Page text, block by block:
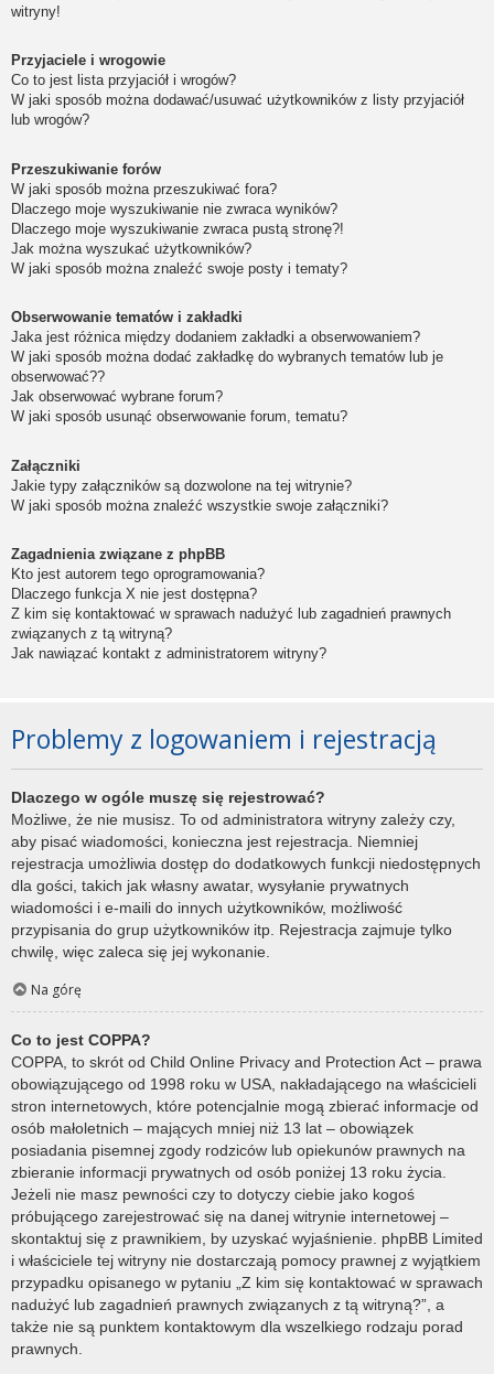
witryny!
Przyjaciele i wrogowie
Co to jest lista przyjaciół i wrogów?
W jaki sposób można dodawać/usuwać użytkowników z listy przyjaciół
lub wrogów?
Przeszukiwanie forów
W jaki sposób można przeszukiwać fora?
Dlaczego moje wyszukiwanie nie zwraca wyników?
Dlaczego moje wyszukiwanie zwraca pustą stronę?!
Jak można wyszukać użytkowników?
W jaki sposób można znaleźć swoje posty i tematy?
Obserwowanie tematów i zakładki
Jaka jest różnica między dodaniem zakładki a obserwowaniem?
W jaki sposób można dodać zakładkę do wybranych tematów lub je
obserwować??
Jak obserwować wybrane forum?
W jaki sposób usunąć obserwowanie forum, tematu?
Załączniki
Jakie typy załączników są dozwolone na tej witrynie?
W jaki sposób można znaleźć wszystkie swoje załączniki?
Zagadnienia związane z phpBB
Kto jest autorem tego oprogramowania?
Dlaczego funkcja X nie jest dostępna?
Z kim się kontaktować w sprawach nadużyć lub zagadnień prawnych
związanych z tą witryną?
Jak nawiązać kontakt z administratorem witryny?
Problemy z logowaniem i rejestracją
Dlaczego w ogóle muszę się rejestrować?
Możliwe, że nie musisz. To od administratora witryny zależy czy,
aby pisać wiadomości, konieczna jest rejestracja. Niemniej
rejestracja umożliwia dostęp do dodatkowych funkcji niedostępnych
dla gości, takich jak własny awatar, wysyłanie prywatnych
wiadomości i e-maili do innych użytkowników, możliwość
przypisania do grup użytkowników itp. Rejestracja zajmuje tylko
chwilę, więc zaleca się jej wykonanie.
Na górę
Co to jest COPPA?
COPPA, to skrót od Child Online Privacy and Protection Act – prawa
obowiązującego od 1998 roku w USA, nakładającego na właścicieli
stron internetowych, które potencjalnie mogą zbierać informacje od
osób małoletnich – mających mniej niż 13 lat – obowiązek
posiadania pisemnej zgody rodziców lub opiekunów prawnych na
zbieranie informacji prywatnych od osób poniżej 13 roku życia.
Jeżeli nie masz pewności czy to dotyczy ciebie jako kogoś
próbującego zarejestrować się na danej witrynie internetowej –
skontaktuj się z prawnikiem, by uzyskać wyjaśnienie. phpBB Limited
i właściciele tej witryny nie dostarczają pomocy prawnej z wyjątkiem
przypadku opisanego w pytaniu „Z kim się kontaktować w sprawach
nadużyć lub zagadnień prawnych związanych z tą witryną?”, a
także nie są punktem kontaktowym dla wszelkiego rodzaju porad
prawnych.